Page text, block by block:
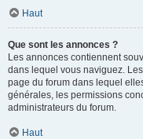
Haut
Que sont les annonces ?
Les annonces contiennent
dans lequel vous naviguez.
page du forum dans lequel
générales, les permissions
administrateurs du forum.
Haut